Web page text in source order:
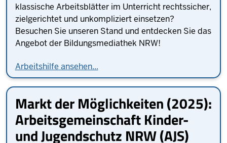
klassische Arbeitsblätter im Unterricht rechtssicher,
zielgerichtet und unkompliziert einsetzen?
Besuchen Sie unseren Stand und entdecken Sie das
Angebot der Bildungsmediathek NRW!
Arbeitshilfe ansehen...
Markt der Möglichkeiten (2025):
Arbeitsgemeinschaft Kinder-
und Jugendschutz NRW (AJS)